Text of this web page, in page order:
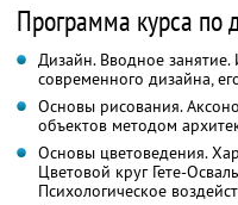
Программа курса по
Дизайн. Вводное
современного дизайна,
Основы рисования.
объектов методом
Основы цветоведения.
Цветовой круг Гете-
Психологическое